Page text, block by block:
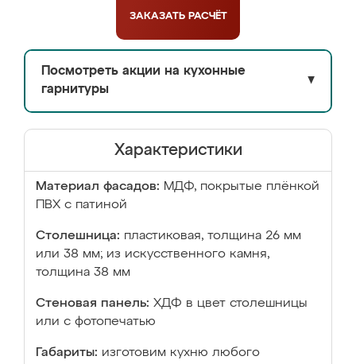
ЗАКАЗАТЬ РАСЧЁТ
Посмотреть акции на кухонные
гарнитуры
▼
Характеристики
Материал фасадов: МДФ, покрытые плёнкой
ПВХ с патиной
Столешница: пластиковая, толщина 26 мм
или 38 мм; из искусственного камня,
толщина 38 мм
Стеновая панель: ХДФ в цвет столешницы
или с фотопечатью
Габариты: изготовим кухню любого